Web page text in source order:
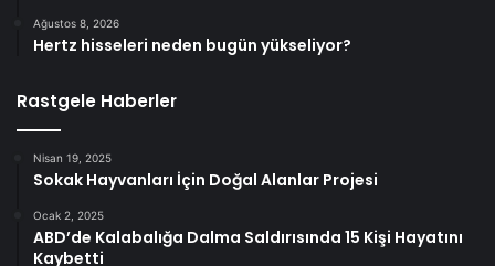
Ağustos 8, 2026
Hertz hisseleri neden bugün yükseliyor?
Rastgele Haberler
Nisan 19, 2025
Sokak Hayvanları İçin Doğal Alanlar Projesi
Ocak 2, 2025
ABD’de Kalabalığa Dalma Saldırısında 15 Kişi Hayatını
Kaybetti